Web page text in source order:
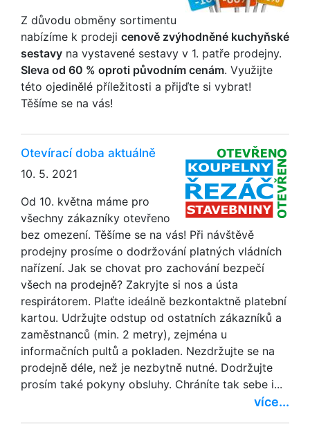
Z důvodu obměny sortimentu
nabízíme k prodeji cenově zvýhodněné kuchyňské
sestavy na vystavené sestavy v 1. patře prodejny.
Sleva od 60 % oproti původním cenám. Využijte
této ojedinělé příležitosti a přijďte si vybrat!
Těšíme se na vás!
Otevírací doba aktuálně
10. 5. 2021
Od 10. května máme pro
všechny zákazníky otevřeno
bez omezení. Těšíme se na vás! Při návštěvě
prodejny prosíme o dodržování platných vládních
nařízení. Jak se chovat pro zachování bezpečí
všech na prodejně? Zakryjte si nos a ústa
respirátorem. Plaťte ideálně bezkontaktně platební
kartou. Udržujte odstup od ostatních zákazníků a
zaměstnanců (min. 2 metry), zejména u
informačních pultů a pokladen. Nezdržujte se na
prodejně déle, než je nezbytně nutné. Dodržujte
prosím také pokyny obsluhy. Chráníte tak sebe i...
více...